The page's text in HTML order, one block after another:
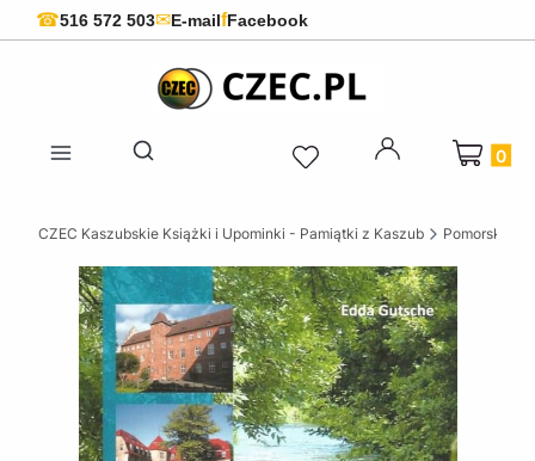
☎516 572 503✉E-mailfFacebook
Otwórz wyszukiwarkę
Produkty
CZEC Kaszubskie Książki i Upominki - Pamiątki z Kaszub Pomorskie